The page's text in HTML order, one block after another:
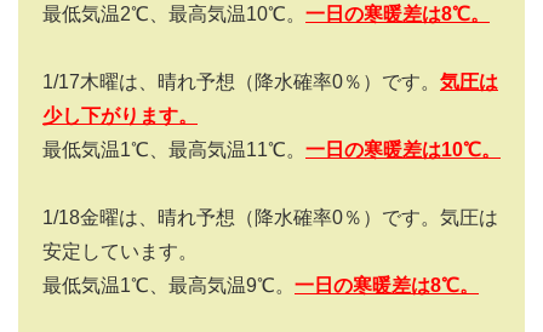
最低気温2℃、最高気温10℃。 一日の寒暖差は8℃。
1/17木曜は、晴れ予想（降水確率0％）です。 気圧は
少し下がります。
最低気温1℃、最高気温11℃。 一日の寒暖差は10℃。
1/18金曜は、晴れ予想（降水確率0％）です。気圧は
安定しています。
最低気温1℃、最高気温9℃。 一日の寒暖差は8℃。